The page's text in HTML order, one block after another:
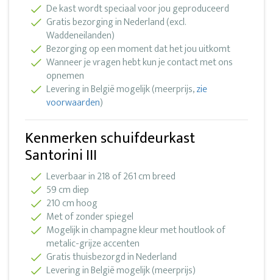
De kast wordt speciaal voor jou geproduceerd
Gratis bezorging in Nederland (excl.
Waddeneilanden)
Bezorging op een moment dat het jou uitkomt
Wanneer je vragen hebt kun je contact met ons
opnemen
Levering in België mogelijk (meerprijs,zie
voorwaarden)
Kenmerken schuifdeurkast
Santorini III
Leverbaar in 218 of 261 cm breed
59 cm diep
210 cm hoog
Met of zonder spiegel
Mogelijk in champagne kleur met houtlook of
metalic-grijze accenten
Gratis thuisbezorgd in Nederland
Levering in België mogelijk (meerprijs)